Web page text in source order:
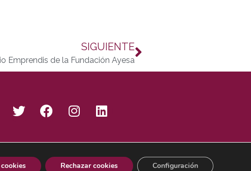
SIGUIENTE
Emprendis de la Fundación Ayesa
Rechazar cookies Configuración